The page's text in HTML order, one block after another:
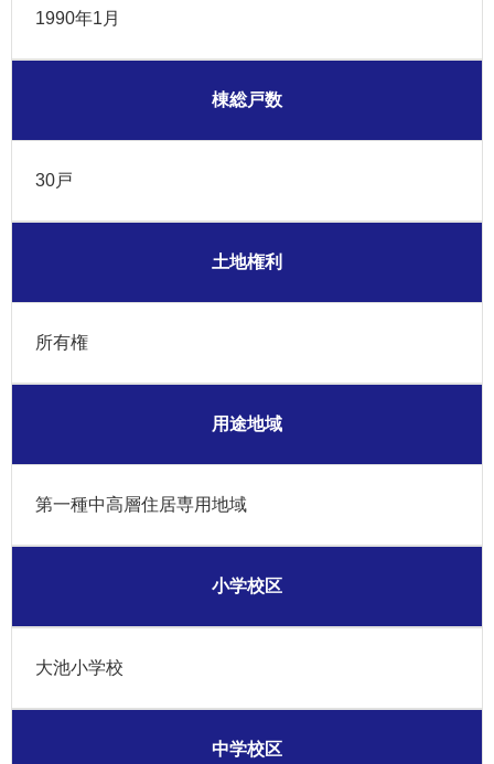
1990年1月
棟総戸数
30戸
土地権利
所有権
用途地域
第一種中高層住居専用地域
小学校区
大池小学校
中学校区